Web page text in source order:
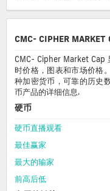
CMC- CIPHER MARKET
CMC- Cipher Market Cap
时价格，图表和市场价格
种加密货币，可靠的历史
币产品的详细信息.
硬币
硬币直播观看
最佳赢家
最大的输家
前高后低